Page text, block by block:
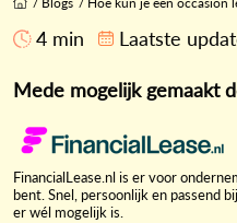
4 min Laatste
Mede mogelijk gemaakt
FinancialLease.nl is er voor
bent. Snel, persoonlijk en passend
er wél mogelijk is.